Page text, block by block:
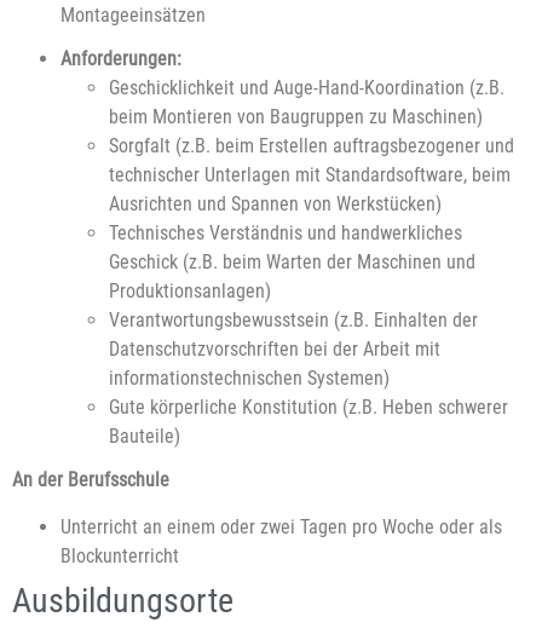
Montageeinsätzen
Anforderungen:
Geschicklichkeit und Auge-Hand-Koordination (z.B.
beim Montieren von Baugruppen zu Maschinen)
Sorgfalt (z.B. beim Erstellen auftragsbezogener und
technischer Unterlagen mit Standardsoftware, beim
Ausrichten und Spannen von Werkstücken)
Technisches Verständnis und handwerkliches
Geschick (z.B. beim Warten der Maschinen und
Produktionsanlagen)
Verantwortungsbewusstsein (z.B. Einhalten der
Datenschutzvorschriften bei der Arbeit mit
informationstechnischen Systemen)
Gute körperliche Konstitution (z.B. Heben schwerer
Bauteile)
An der Berufsschule
Unterricht an einem oder zwei Tagen pro Woche oder als
Blockunterricht
Ausbildungsorte